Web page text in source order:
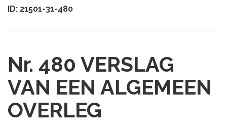
ID: 21501-31-480
Nr. 480 VERSLAG
VAN EEN ALGEMEEN
OVERLEG